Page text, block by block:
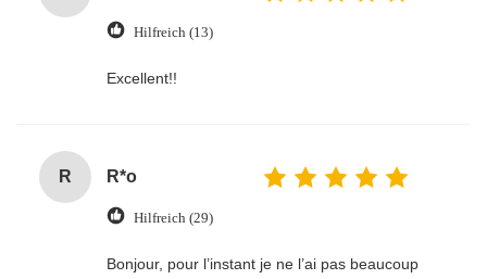
Hilfreich (13)
Excellent!!
R R*o
Hilfreich (29)
Bonjour, pour l’instant je ne l’ai pas beaucoup